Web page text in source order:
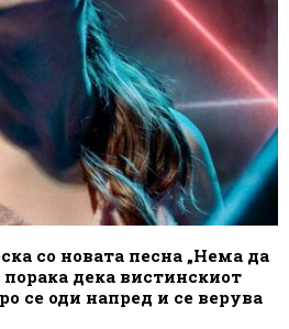
со новата песна „Нема да
порака дека вистинскиот
се оди напред и се верува